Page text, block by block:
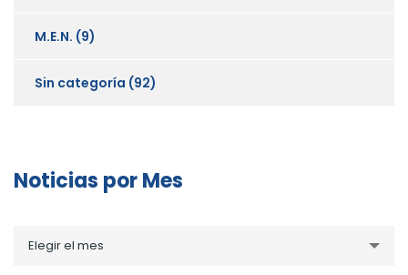
M.E.N. (9)
Sin categoría (92)
Noticias por Mes
porElegir el mes